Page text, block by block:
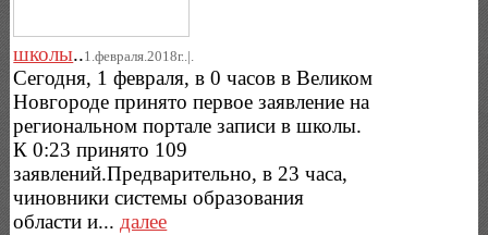
школы..1.февраля.2018г..|.
Сегодня, 1 февраля, в 0 часов в Великом
Новгороде принято первое заявление на
региональном портале записи в школы.
К 0:23 принято 109
заявлений.Предварительно, в 23 часа,
чиновники системы образования
области и...далее